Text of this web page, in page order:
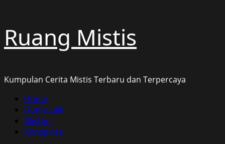
to
content
Ruang Mistis
Kumpulan Cerita Mistis Terbaru dan Terpercaya
Primary
Menu
Home
Dunia Lain
Misteri
Konspirasi